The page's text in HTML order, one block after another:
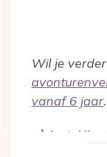
Wil je
vanaf 6 jaar.
Aantal Keer